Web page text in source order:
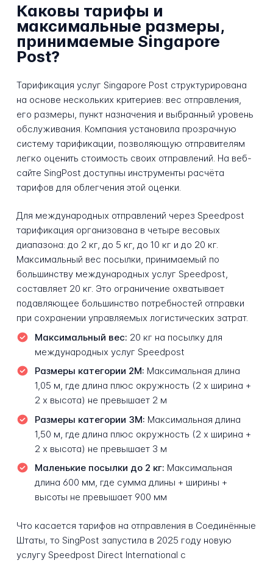
Каковы тарифы и
максимальные размеры,
принимаемые Singapore
Post?
Тарификация услуг Singapore Post структурирована
на основе нескольких критериев: вес отправления,
его размеры, пункт назначения и выбранный уровень
обслуживания. Компания установила прозрачную
систему тарификации, позволяющую отправителям
легко оценить стоимость своих отправлений. На веб-
сайте SingPost доступны инструменты расчёта
тарифов для облегчения этой оценки.
Для международных отправлений через Speedpost
тарификация организована в четыре весовых
диапазона: до 2 кг, до 5 кг, до 10 кг и до 20 кг.
Максимальный вес посылки, принимаемый по
большинству международных услуг Speedpost,
составляет 20 кг. Это ограничение охватывает
подавляющее большинство потребностей отправки
при сохранении управляемых логистических затрат.
Максимальный вес: 20 кг на посылку для
международных услуг Speedpost
Размеры категории 2M: Максимальная длина
1,05 м, где длина плюс окружность (2 х ширина +
2 х высота) не превышает 2 м
Размеры категории 3M: Максимальная длина
1,50 м, где длина плюс окружность (2 х ширина +
2 х высота) не превышает 3 м
Маленькие посылки до 2 кг: Максимальная
длина 600 мм, где сумма длины + ширины +
высоты не превышает 900 мм
Что касается тарифов на отправления в Соединённые
Штаты, то SingPost запустила в 2025 году новую
услугу Speedpost Direct International с